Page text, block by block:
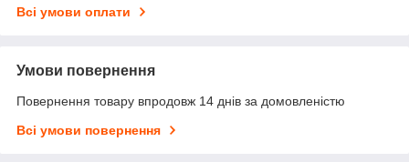
Всі умови оплати
Умови повернення
Повернення товару впродовж 14 днів за домовленістю
Всі умови повернення